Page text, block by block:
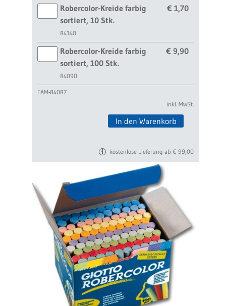
Robercolor-Kreide farbig
sortiert, 10 Stk.
84140
€ 1,70
Robercolor-Kreide farbig
sortiert, 100 Stk.
84090
€ 9,90
FAM-84087
inkl. MwSt.
In den Warenkorb
kostenlose Lieferung ab € 99,00